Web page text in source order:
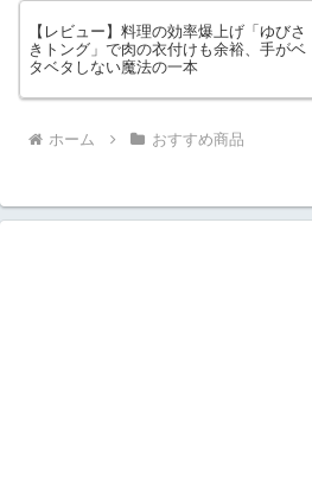
【レビュー】料理の効率爆上げ「ゆびさ
きトング」で肉の衣付けも余裕、手がベ
タベタしない魔法の一本
ホーム おすすめ商品